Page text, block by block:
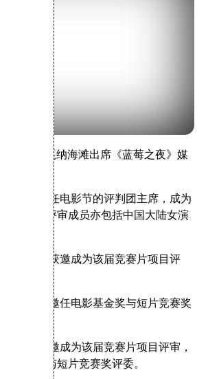
王家卫在戛纳海滩出席 《蓝莓之夜》 媒
王家卫担任电影节的评判团主席，成为
人，该年评审成员亦包括中国大陆女演
员张曼玉获邀成为该届竞赛片项目评
侯孝贤获邀任电影基金奖与短片竞赛奖
员舒淇获邀成为该届竞赛片项目评审，
基金奖与短片竞赛奖评委。